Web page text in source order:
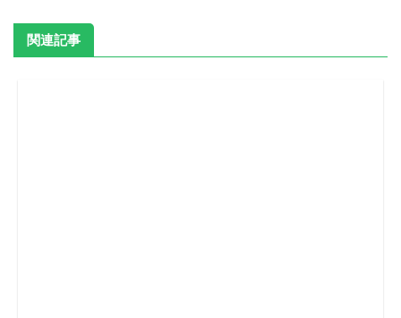
関連記事